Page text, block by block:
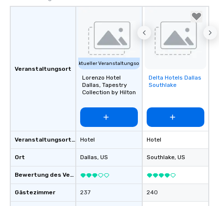
Veranstaltungsort
Veranstaltungsortstyp
Ort
Bewertung des Veranstaltungsortes
Gästezimmer
Aktueller Veranstaltungsort
Lorenzo Hotel
Dallas, Tapestry
Collection by Hilton
Hotel
Dallas, US
237
Removed from
favorites
Delta Hotels Dallas
Southlake
Hotel
Southlake, US
240